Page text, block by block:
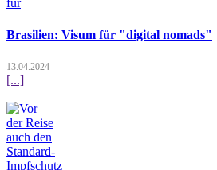
Brasilien: Visum für "digital nomads"
13.04.2024
[...]